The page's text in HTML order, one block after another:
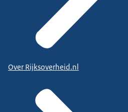
Over Rijksoverheid.nl